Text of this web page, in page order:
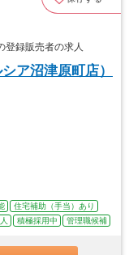
録販売者の求人
ア沼津原町店）
住宅補助（手当）あり
積極採用中 管理職候補